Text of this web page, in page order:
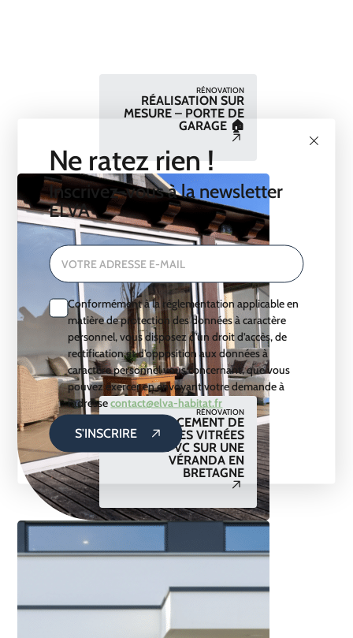
RÉNOVATION
RÉALISATION SUR
MESURE – PORTE DE
GARAGE 🏠
RÉNOVATION
REMPLACEMENT DE
DEUX BAIES VITRÉES
PVC SUR UNE
VÉRANDA EN
BRETAGNE
Ne ratez rien !
Inscrivez-vous à la newsletter
ELVA
VOTRE ADRESSE E-MAIL
Conformément à la réglementation applicable en
matière de protection des données à caractère
personnel, vous disposez d’un droit d’accès, de
rectification et d’opposition aux données à
caractère personnel vous concernant, que vous
pouvez exercer en envoyant votre demande à
l’adressecontact@elva-habitat.fr
S'INSCRIRE